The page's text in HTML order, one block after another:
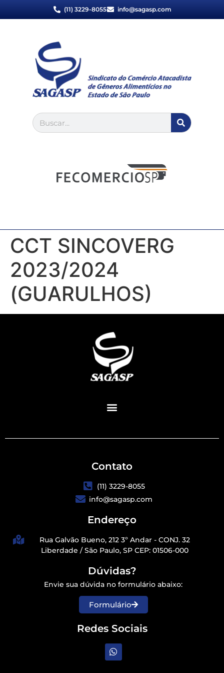
(11) 3229-8055 info@sagasp.com
CCT SINCOVERG
2023/2024
(GUARULHOS)
Contato
(11) 3229-8055
info@sagasp.com
Endereço
Rua Galvão Bueno, 212 3º Andar - CONJ. 32
Liberdade / São Paulo, SP CEP: 01506-000
Dúvidas?
Envie sua dúvida no formulário abaixo:
Formulário
Redes Sociais